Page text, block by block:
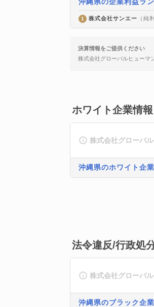
1 株式会社サンエー （純
決算情報をご提供ください
株式会社グローバルヒューマ
ホワイト企業情報
株式会社グローバ
沖縄県のホワイト企
法令違反/行政処
株式会社グローバ
沖縄県のブラック企